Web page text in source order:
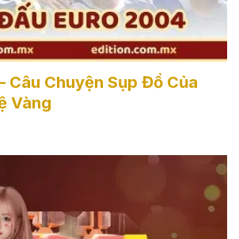
Chuyện Sụp Đổ Của Nhiều Thế Hệ
Vàng
Câu Chuyện Sụp Đổ Của
Vàng